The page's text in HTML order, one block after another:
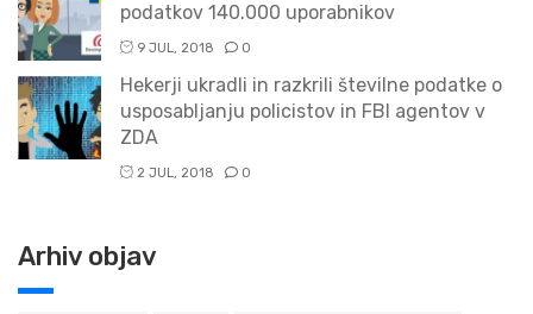
podatkov 140.000 uporabnikov
9 JUL, 2018 0
Hekerji ukradli in razkrili številne podatke o
usposabljanju policistov in FBI agentov v
ZDA
2 JUL, 2018 0
Arhiv objav